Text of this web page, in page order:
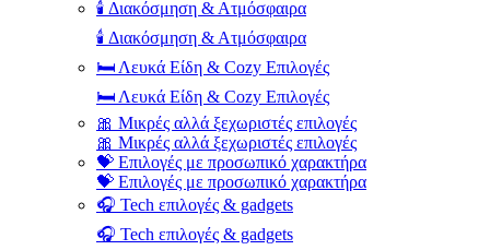
🕯️ Διακόσμηση & Ατμόσφαιρα
🕯️ Διακόσμηση & Ατμόσφαιρα
🛏️ Λευκά Είδη & Cozy Επιλογές
🛏️ Λευκά Είδη & Cozy Επιλογές
🎀 Μικρές αλλά ξεχωριστές επιλογές
🎀 Μικρές αλλά ξεχωριστές επιλογές
💝 Επιλογές με προσωπικό χαρακτήρα
💝 Επιλογές με προσωπικό χαρακτήρα
🎧 Tech επιλογές & gadgets
🎧 Tech επιλογές & gadgets